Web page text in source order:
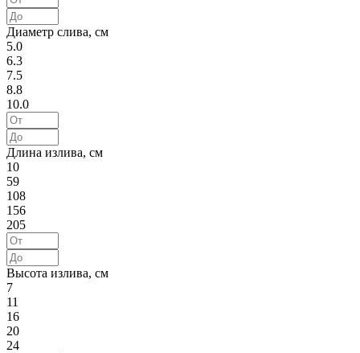
Диаметр слива, см
5.0
6.3
7.5
8.8
10.0
Длина излива, см
10
59
108
156
205
Высота излива, см
7
11
16
20
24